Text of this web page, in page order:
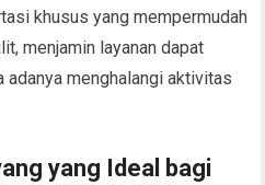
khusus yang mempermudah
menjamin layanan dapat
adanya menghalangi aktivitas
yang Ideal bagi